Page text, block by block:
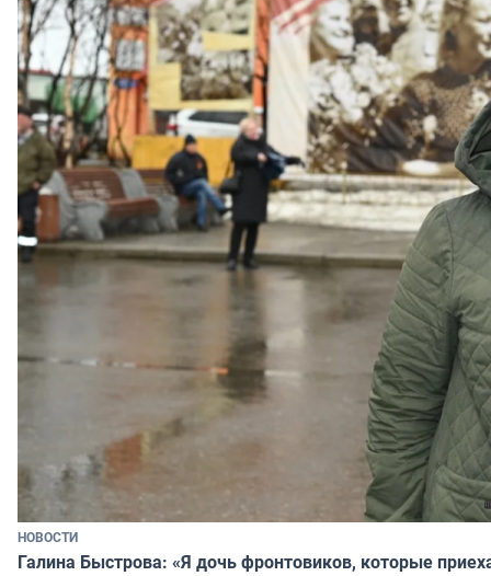
НОВОСТИ
Галина Быстрова: «Я дочь фронтовиков, которые